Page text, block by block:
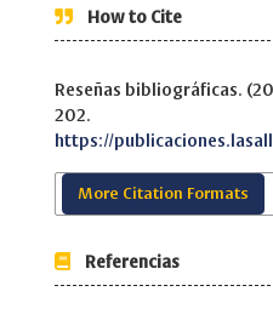
How to Cite
Reseñas bibliográficas.
202.
https://
More Citation Formats
Referencias